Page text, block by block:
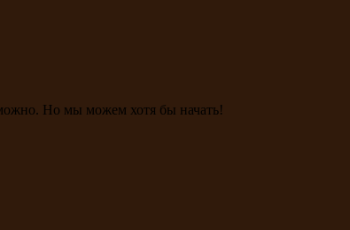
Но мы можем хотя бы начать!